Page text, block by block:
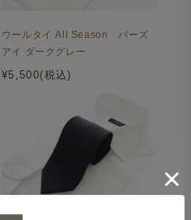
ウールタイ All Season バーズ
アイ ダークグレー
¥5,500(税込)